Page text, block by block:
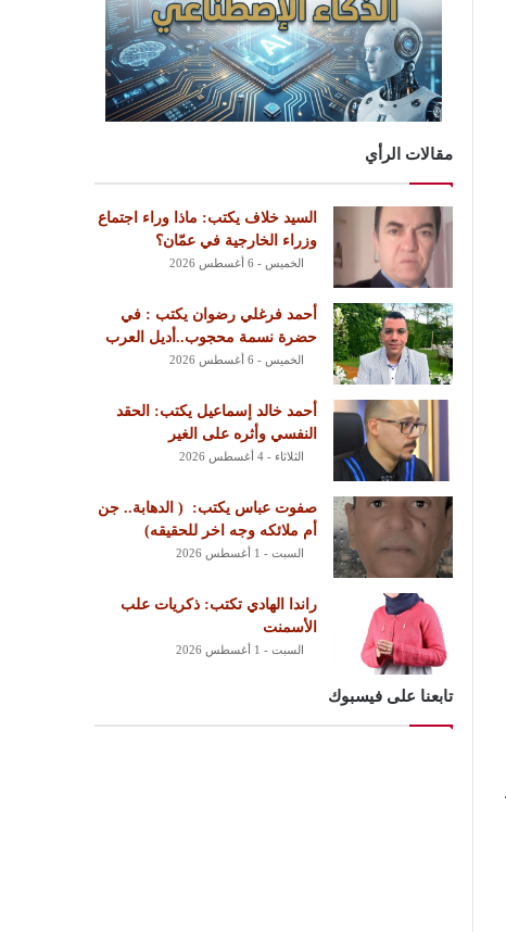
مقالات الرأي
السيد خلاف يكتب: ماذا وراء اجتماع
وزراء الخارجية في عمّان؟
الخميس - 6 أغسطس 2026
أحمد فرغلي رضوان يكتب : في
حضرة نسمة محجوب..أديل العرب
الخميس - 6 أغسطس 2026
أحمد خالد إسماعيل يكتب: الحقد
النفسي وأثره على الغير
الثلاثاء - 4 أغسطس 2026
‏صفوت عباس يكتب: ‏ ‏( الدهابة.. جن
أم ملائكه وجه اخر للحقيقه)
السبت - 1 أغسطس 2026
راندا الهادي تكتب: ذكريات علب
الأسمنت
السبت - 1 أغسطس 2026
تابعنا على فيسبوك